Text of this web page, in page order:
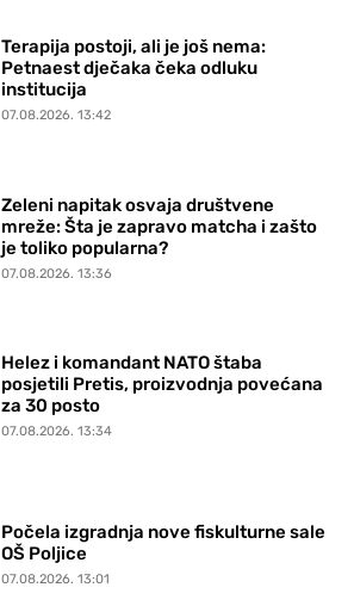
Terapija postoji, ali je još nema:
Petnaest dječaka čeka odluku
institucija
07.08.2026. 13:42
Zeleni napitak osvaja društvene
mreže: Šta je zapravo matcha i zašto
je toliko popularna?
07.08.2026. 13:36
Helez i komandant NATO štaba
posjetili Pretis, proizvodnja povećana
za 30 posto
07.08.2026. 13:34
Počela izgradnja nove fiskulturne sale
OŠ Poljice
07.08.2026. 13:01